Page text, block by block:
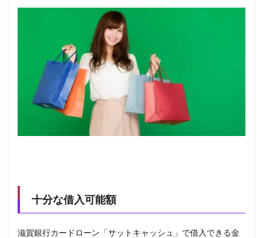
十分な借入可能額
滋賀銀行カードローン「サットキャッシュ」で借入できる金